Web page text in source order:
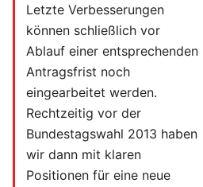
Letzte Verbesserungen
können schließlich vor
Ablauf einer entsprechenden
Antragsfrist noch
eingearbeitet werden.
Rechtzeitig vor der
Bundestagswahl 2013 haben
wir dann mit klaren
Positionen für eine neue